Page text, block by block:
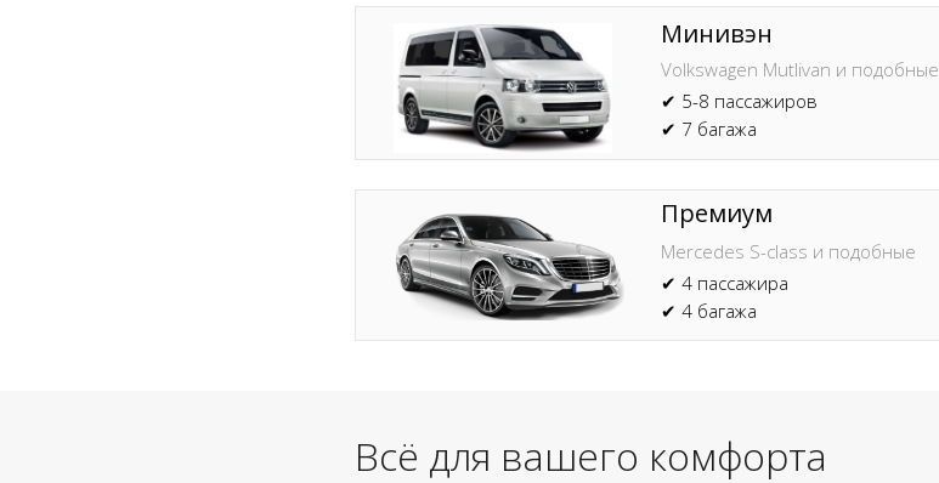
Минивэн
Volkswagen Mutlivan и подобные
✔ 5-8 пассажиров
✔ 7 багажа
Премиум
Mercedes S-class и подобные
✔ 4 пассажира
✔ 4 багажа
Всё для вашего комфорта